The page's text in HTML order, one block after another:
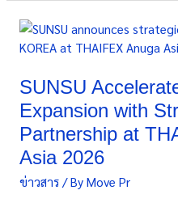
“ใจ”
เป็น
วิญญาณ
เชิง
ยุทธ
ศาสตร์
ของ
เวลเนส
SUNSU
Expansion with
Partnership at
Asia 2026
ข่าวสาร/ ByMove Pr
SUNSU
Accelerates
Expansion
with
Strategic
South
Korea
Partnership